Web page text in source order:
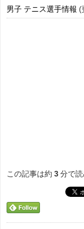
男子 テニス選手情報 (
この記事は約 3 分で読